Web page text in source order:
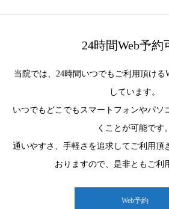
24時間Web予約
当院では、24時間いつでもご利用頂ける
しています。
いつでもどこでもスマートフォンやパソ
くことが可能です。
通いやすさ、手軽さを追求してご利用頂
おりますので、是非ともご利
Web予約